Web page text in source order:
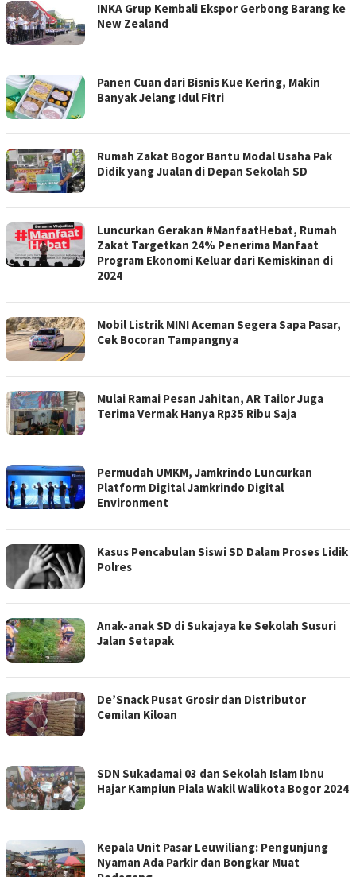
INKA Grup Kembali Ekspor Gerbong Barang ke
New Zealand
Panen Cuan dari Bisnis Kue Kering, Makin
Banyak Jelang Idul Fitri
Rumah Zakat Bogor Bantu Modal Usaha Pak
Didik yang Jualan di Depan Sekolah SD
Luncurkan Gerakan #ManfaatHebat, Rumah
Zakat Targetkan 24% Penerima Manfaat
Program Ekonomi Keluar dari Kemiskinan di
2024
Mobil Listrik MINI Aceman Segera Sapa Pasar,
Cek Bocoran Tampangnya
Mulai Ramai Pesan Jahitan, AR Tailor Juga
Terima Vermak Hanya Rp35 Ribu Saja
Permudah UMKM, Jamkrindo Luncurkan
Platform Digital Jamkrindo Digital
Environment
Kasus Pencabulan Siswi SD Dalam Proses Lidik
Polres
Anak-anak SD di Sukajaya ke Sekolah Susuri
Jalan Setapak
De’Snack Pusat Grosir dan Distributor
Cemilan Kiloan
SDN Sukadamai 03 dan Sekolah Islam Ibnu
Hajar Kampiun Piala Wakil Walikota Bogor 2024
Kepala Unit Pasar Leuwiliang: Pengunjung
Nyaman Ada Parkir dan Bongkar Muat